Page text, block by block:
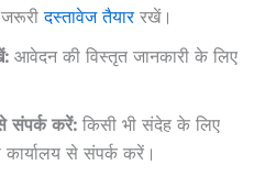
दस्तावेज तैयाररखें।
आवेदन की विस्तृत जानकारी के लिए
संपर्क करें: किसी भी संदेह के लिए
से संपर्क करें।